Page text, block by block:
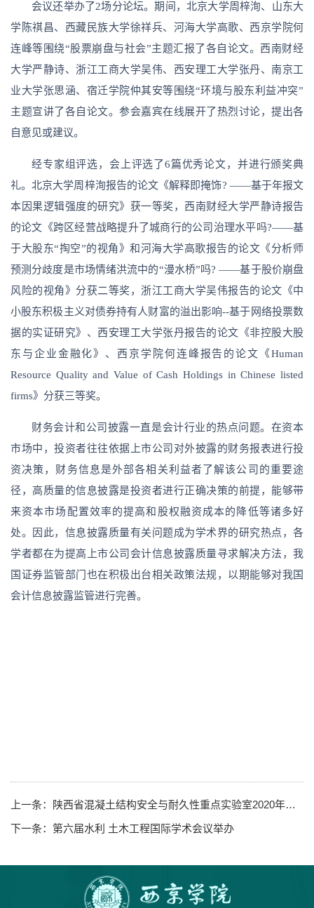
会议还举办了2场分论坛。期间，北京大学周梓洵、山东大
学陈祺昌、西藏民族大学徐祥兵、河海大学高歌、西京学院何
连峰等围绕“股票崩盘与社会”主题汇报了各自论文。西南财经
大学严静诗、浙江工商大学吴伟、西安理工大学张丹、南京工
业大学张思涵、宿迁学院仲其安等围绕“环境与股东利益冲突”
主题宣讲了各自论文。参会嘉宾在线展开了热烈讨论，提出各
自意见或建议。
经专家组评选，会上评选了6篇优秀论文，并进行颁奖典
礼。北京大学周梓洵报告的论文《解释即掩饰? ——基于年报文
本因果逻辑强度的研究》获一等奖，西南财经大学严静诗报告
的论文《跨区经营战略提升了城商行的公司治理水平吗?——基
于大股东“掏空”的视角》和河海大学高歌报告的论文《分析师
预测分歧度是市场情绪洪流中的“漫水桥”吗? ——基于股价崩盘
风险的视角》分获二等奖，浙江工商大学吴伟报告的论文《中
小股东积极主义对债券持有人财富的溢出影响--基于网络投票数
据的实证研究》、西安理工大学张丹报告的论文《非控股大股
东与企业金融化》、西京学院何连峰报告的论文《Human
Resource Quality and Value of Cash Holdings in Chinese listed
firms》分获三等奖。
财务会计和公司披露一直是会计行业的热点问题。在资本
市场中，投资者往往依据上市公司对外披露的财务报表进行投
资决策，财务信息是外部各相关利益者了解该公司的重要途
径，高质量的信息披露是投资者进行正确决策的前提，能够带
来资本市场配置效率的提高和股权融资成本的降低等诸多好
处。因此，信息披露质量有关问题成为学术界的研究热点，各
学者都在为提高上市公司会计信息披露质量寻求解决方法，我
国证券监管部门也在积极出台相关政策法规，以期能够对我国
会计信息披露监管进行完善。
上一条：
陕西省混凝土结构安全与耐久性重点实验室2020年年会举行
下一条： 第六届水利 土木工程国际学术会议举办